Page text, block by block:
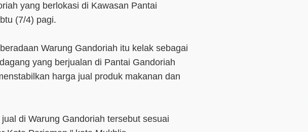
yang berlokasi di Kawasan Pantai
(7/4) pagi.
Warung Gandoriah itu kelak sebagai
yang berjualan di Pantai Gandoriah
harga jual produk makanan dan
di Warung Gandoriah tersebut sesuai